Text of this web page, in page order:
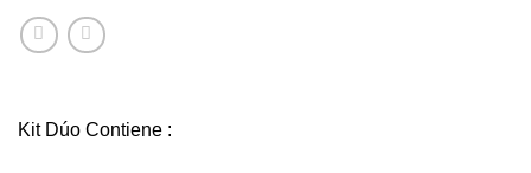
Kit Dúo Contiene :